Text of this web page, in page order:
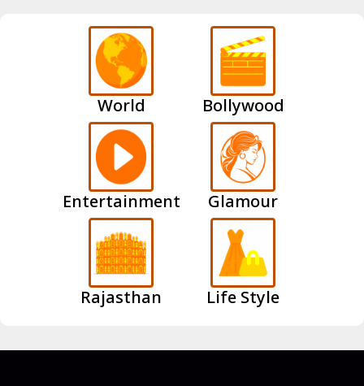
World Bollywood
Entertainment Glamour
Rajasthan Life Style